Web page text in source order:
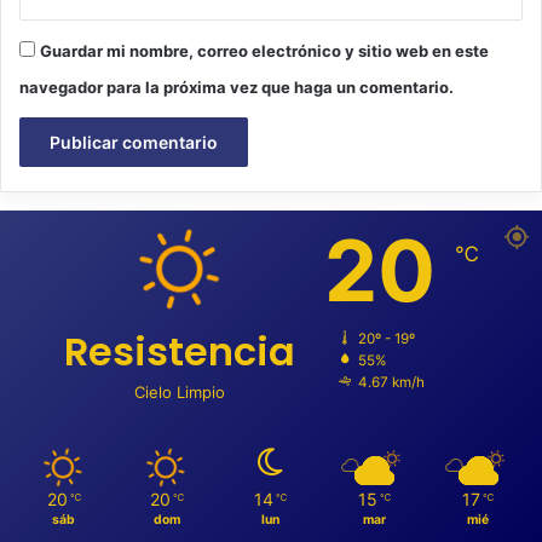
Guardar mi nombre, correo electrónico y sitio web en este
navegador para la próxima vez que haga un comentario.
Resistencia
Cielo Limpio
20 ℃
20º - 19º
55%
4.67 km/h
20 ℃
sáb
20 ℃
dom
14 ℃
lun
15 ℃
mar
17 ℃
mié